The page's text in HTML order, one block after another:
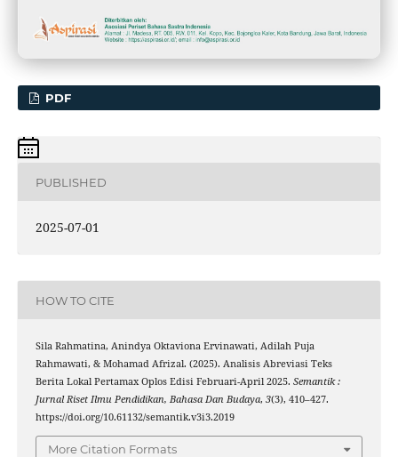
PDF
PUBLISHED
2025-07-01
HOW TO CITE
Sila Rahmatina, Anindya Oktaviona Ervinawati, Adilah Puja
Rahmawati, & Mohamad Afrizal. (2025). Analisis Abreviasi Teks
Berita Lokal Pertamax Oplos Edisi Februari-April 2025. Semantik :
Jurnal Riset Ilmu Pendidikan, Bahasa Dan Budaya, 3(3), 410–427.
https://doi.org/10.61132/semantik.v3i3.2019
More Citation Formats